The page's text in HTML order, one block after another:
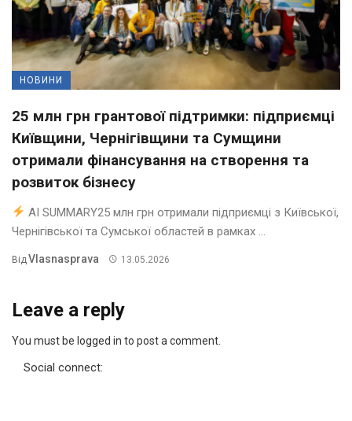
НОВИНИ
25 млн грн грантової підтримки: підприємці
Київщини, Чернігівщини та Сумщини
отримали фінансування на створення та
розвиток бізнесу
AI SUMMARY25 млн грн отримали підприємці з Київської,
Чернігівської та Сумської областей в рамках ...
Від Vlasnasprava 13.05.2026
Leave a reply
You must be logged in to post a comment.
Social connect: